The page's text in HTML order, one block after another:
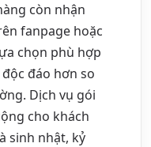
còn nhận
fanpage hoặc
chọn phù hợp
đáo hơn so
Dịch vụ gói
cho khách
sinh nhật, kỷ